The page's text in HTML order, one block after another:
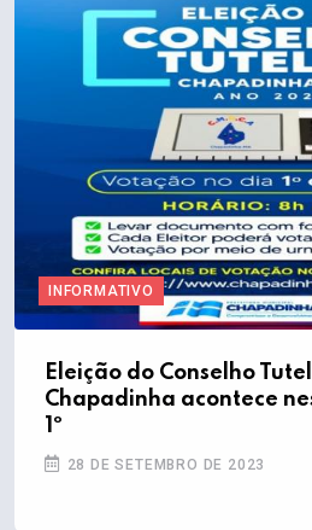
INFORMATIVO
Eleição do Conselho
Chapadinha acontece
1º
28 DE SETEMBRO DE 2023